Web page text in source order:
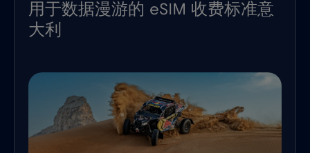
用于数据漫游的 eSIM 收费标准意
大利